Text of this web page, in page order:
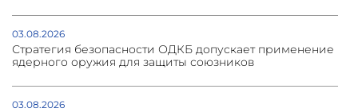
03.08.2026
Стратегия безопасности ОДКБ допускает применение
ядерного оружия для защиты союзников
03.08.2026